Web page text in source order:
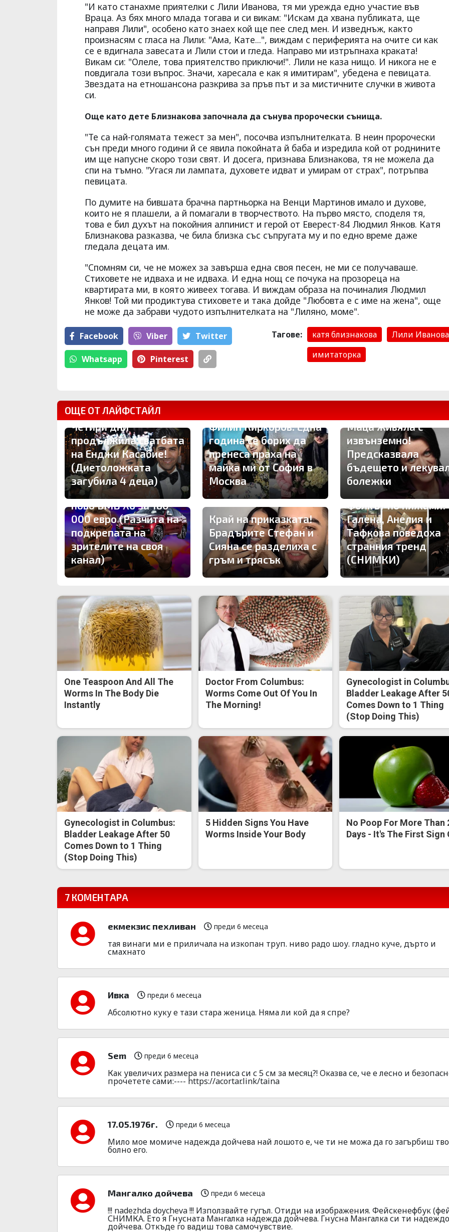
"И като станахме приятелки с Лили Иванова, тя ми урежда едно участие във
Враца. Аз бях много млада тогава и си викам: "Искам да хвана публиката, ще
направя Лили", особено като знаех кой ще пее след мен. И изведнъж, както
произнасям с гласа на Лили: "Ама, Кате...", виждам с периферията на очите си как
се е вдигнала завесата и Лили стои и гледа. Направо ми изтръпнаха краката!
Викам си: "Олеле, това приятелство приключи!". Лили не каза нищо. И никога не е
повдигала този въпрос. Значи, харесала е как я имитирам", убедена е певицата.
Звездата на етношансона разкрива за пръв път и за мистичните случки в живота
си.
Още като дете Близнакова започнала да сънува пророчески сънища.
"Те са най-голямата тежест за мен", посочва изпълнителката. В неин пророчески
сън преди много години й се явила покойната й баба и изредила кой от роднините
им ще напусне скоро този свят. И досега, признава Близнакова, тя не можела да
спи на тъмно. "Угася ли лампата, духовете идват и умирам от страх", потръпва
певицата.
По думите на бившата брачна партньорка на Венци Мартинов имало и духове,
които не я плашели, а й помагали в творчеството. На първо място, споделя тя,
това е бил духът на покойния алпинист и герой от Еверест-84 Людмил Янков. Катя
Близнакова разказва, че била близка със съпругата му и по едно време даже
гледала децата им.
"Спомням си, че не можех за завърша една своя песен, не ми се получаваше.
Стиховете не идваха и не идваха. И една нощ се почука на прозореца на
квартирата ми, в която живеех тогава. И виждам образа на починалия Людмил
Янков! Той ми продиктува стиховете и така дойде "Любовта е с име на жена", още
не може да забрави чудото изпълнителката на "Лиляно, моме".
Facebook Viber Тwitter
Whatsapp Pinterest
Тагове: катя близнакова
Лили Иванова
имитаторка
ОЩЕ ОТ ЛАЙФСТАЙЛ
Четири дни
продължила сватбата
на Енджи Касабие!
(Диетоложката
загубила 4 деца)
Филип Киркоров: Една
година се борих да
пренеса праха на
майка ми от София в
Москва
Маца живяла с
извънземно!
Предсказвала
бъдещето и
болежки
Карбовски подкара
ново БМВ Х6 за 180
000 евро (Разчита на
подкрепата на
зрителите на своя
канал)
Край на приказката!
Брадърите Стефан и
Сияна се разделиха с
гръм и трясък
Фолкът по пижами!
Галена, Анелия и
Тафкова поведоха
странния тренд
(СНИМКИ)
One Teaspoon And All The
Worms In The Body Die
Instantly
Doctor From Columbus:
Worms Come Out Of You In
The Morning!
Gynecologist in
Bladder Leakage After
Comes Down to 1 Thing
(Stop Doing This)
Gynecologist in Columbus:
Bladder Leakage After 50
Comes Down to 1 Thing
(Stop Doing This)
5 Hidden Signs You Have
Worms Inside Your Body
No Poop For More Than
Days - It's The First Sign
7 КОМЕНТАРА
екмекзис пехливан преди 6 месеца
тая винаги ми е приличала на изкопан труп. ниво радо шоу. гладно куче, дърто и
смахнато
Ивка преди 6 месеца
Абсолютно куку е тази стара женица. Няма ли кой да я спре?
Sem преди 6 месеца
Как увeличиx размера на пeниca си с 5 см за месяц?! Оказва се, че е лесно и
пpочeтeте сами:---- https://acortar.link/taina
17.05.1976г. преди 6 месеца
Мило мое момиче надежда дойчева най лошото е, че ти не можа да го загърбиш
болно его.
Мангалко дойчева преди 6 месеца
!!! nadezhda doycheva !!! Използвайте гугъл. Отиди на изображения. Фейскенефбук
СНИМКА. Ето я Гнусната Мангалка надежда дойчева. Гнусна Мангалка си ти надеждо
дойчева. Откъде го вадиш това самочувствие.